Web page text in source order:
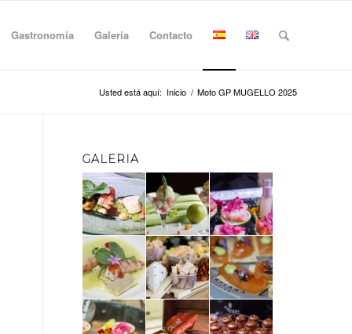
Gastronomía Galería Contacto
Usted está aquí: Inicio / Moto GP MUGELLO 2025
GALERIA